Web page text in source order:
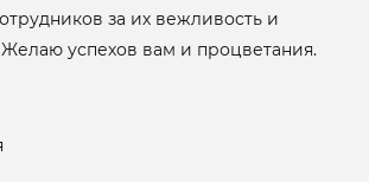
за их вежливость и
Желаю успехов вам и процветания.